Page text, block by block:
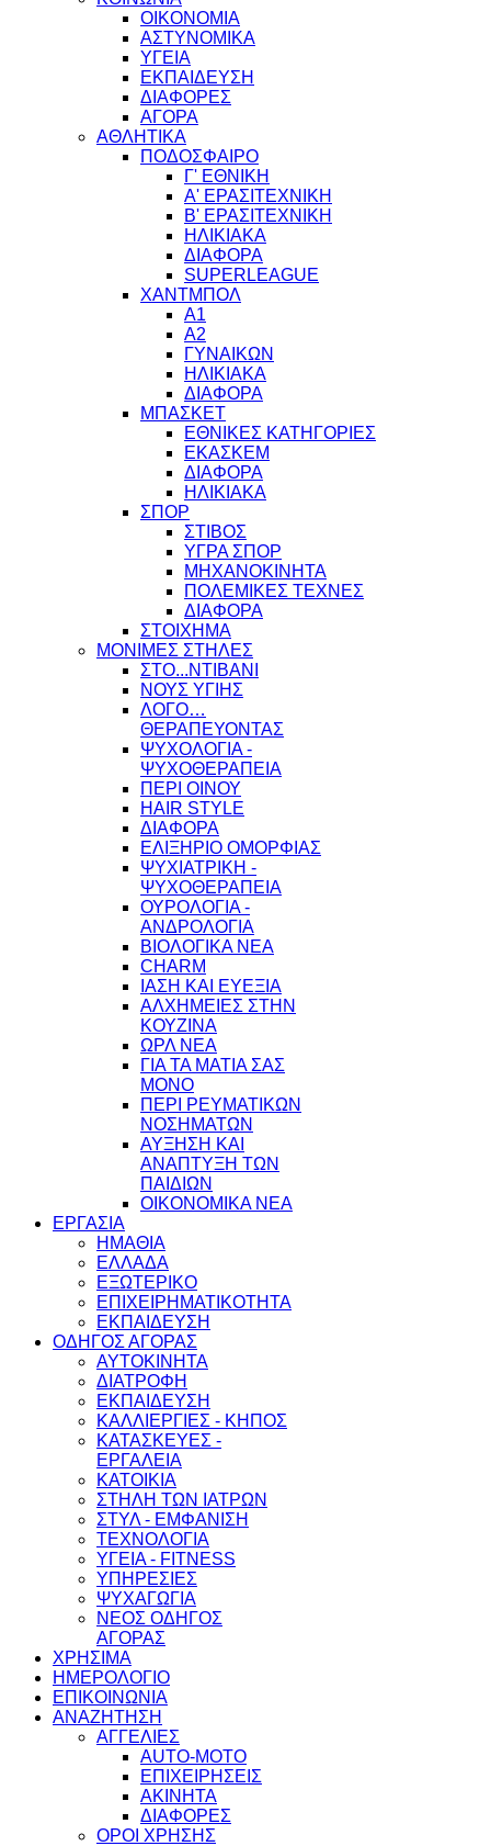
ΟΙΚΟΝΟΜΙΑ
ΑΣΤΥΝΟΜΙΚΑ
ΥΓΕΙΑ
ΕΚΠΑΙΔΕΥΣΗ
ΔΙΑΦΟΡΕΣ
ΑΓΟΡΑ
ΑΘΛΗΤΙΚΑ
ΠΟΔΟΣΦΑΙΡΟ
Γ' ΕΘΝΙΚΗ
Α' ΕΡΑΣΙΤΕΧΝΙΚΗ
Β' ΕΡΑΣΙΤΕΧΝΙΚΗ
ΗΛΙΚΙΑΚΑ
ΔΙΑΦΟΡΑ
SUPERLEAGUE
ΧΑΝΤΜΠΟΛ
Α1
Α2
ΓΥΝΑΙΚΩΝ
ΗΛΙΚΙΑΚΑ
ΔΙΑΦΟΡΑ
ΜΠΑΣΚΕΤ
ΕΘΝΙΚΕΣ ΚΑΤΗΓΟΡΙΕΣ
ΕΚΑΣΚΕΜ
ΔΙΑΦΟΡΑ
ΗΛΙΚΙΑΚΑ
ΣΠΟΡ
ΣΤΙΒΟΣ
ΥΓΡΑ ΣΠΟΡ
ΜΗΧΑΝΟΚΙΝΗΤΑ
ΠΟΛΕΜΙΚΕΣ ΤΕΧΝΕΣ
ΔΙΑΦΟΡΑ
ΣΤΟΙΧΗΜΑ
ΜΟΝΙΜΕΣ ΣΤΗΛΕΣ
ΣΤΟ...ΝΤΙΒΑΝΙ
ΝΟΥΣ ΥΓΙΗΣ
ΛΟΓΟ…
ΘΕΡΑΠΕΥΟΝΤΑΣ
ΨΥΧΟΛΟΓΙΑ -
ΨΥΧΟΘΕΡΑΠΕΙΑ
ΠΕΡΙ ΟΙΝΟΥ
HAIR STYLE
ΔΙΑΦΟΡΑ
ΕΛΙΞΗΡΙΟ ΟΜΟΡΦΙΑΣ
ΨΥΧΙΑΤΡΙΚΗ -
ΨΥΧΟΘΕΡΑΠΕΙΑ
ΟΥΡΟΛΟΓΙΑ -
ΑΝΔΡΟΛΟΓΙΑ
ΒΙΟΛΟΓΙΚΑ ΝΕΑ
CHARM
ΙΑΣΗ ΚΑΙ ΕΥΕΞΙΑ
ΑΛΧΗΜΕΙΕΣ ΣΤΗΝ
ΚΟΥΖΙΝΑ
ΩΡΛ ΝEA
ΓΙΑ ΤΑ ΜΑΤΙΑ ΣΑΣ
ΜΟΝΟ
ΠΕΡΙ ΡΕΥΜΑΤΙΚΩΝ
ΝΟΣΗΜΑΤΩΝ
ΑΥΞΗΣΗ ΚΑΙ
ΑΝΑΠΤΥΞΗ ΤΩΝ
ΠΑΙΔΙΩΝ
ΟΙΚΟΝΟΜΙΚΑ ΝΕΑ
ΕΡΓΑΣΙΑ
ΗΜΑΘΙΑ
ΕΛΛΑΔΑ
ΕΞΩΤΕΡΙΚΟ
ΕΠΙΧΕΙΡΗΜΑΤΙΚΟΤΗΤΑ
ΕΚΠΑΙΔΕΥΣΗ
ΟΔΗΓΟΣ ΑΓΟΡΑΣ
ΑΥΤΟΚΙΝΗΤΑ
ΔΙΑΤΡΟΦΗ
ΕΚΠΑΙΔΕΥΣΗ
ΚΑΛΛΙΕΡΓΙΕΣ - ΚΗΠΟΣ
ΚΑΤΑΣΚΕΥΕΣ -
ΕΡΓΑΛΕΙΑ
ΚΑΤΟΙΚΙΑ
ΣΤΗΛΗ ΤΩΝ ΙΑΤΡΩΝ
ΣΤΥΛ - ΕΜΦΑΝΙΣΗ
ΤΕΧΝΟΛΟΓΙΑ
ΥΓΕΙΑ - FITNESS
ΥΠΗΡΕΣΙΕΣ
ΨΥΧΑΓΩΓΙΑ
ΝΕΟΣ ΟΔΗΓΟΣ
ΑΓΟΡΑΣ
ΧΡΗΣΙΜΑ
ΗΜΕΡΟΛΟΓΙΟ
ΕΠΙΚΟΙΝΩΝΙΑ
ΑΝΑΖΗΤΗΣΗ
ΑΓΓΕΛΙΕΣ
AUTO-MOTO
ΕΠΙΧΕΙΡΗΣΕΙΣ
ΑΚΙΝΗΤΑ
ΔΙΑΦΟΡΕΣ
ΟΡΟΙ ΧΡΗΣΗΣ